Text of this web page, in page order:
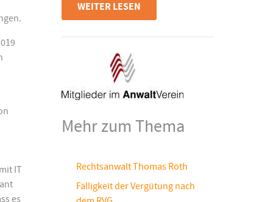
IT
es
WEITER LESEN
Mehr zum Thema
Rechtsanwalt Thomas Röth
Fälligkeit der Vergütung nach